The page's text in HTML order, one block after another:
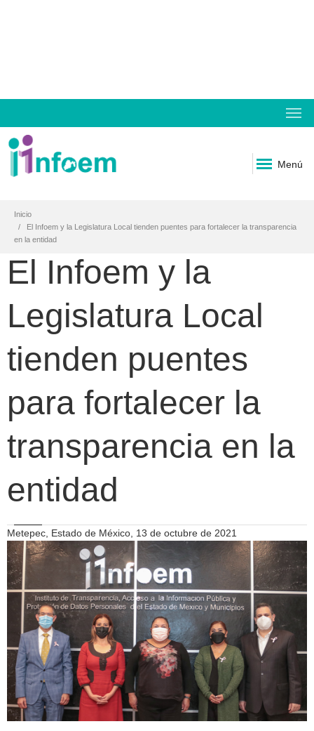
Menú
Inicio
El Infoem y la Legislatura Local tienden puentes para fortalecer la transparencia
en la entidad
El Infoem y la
Legislatura Local
tienden puentes
para fortalecer la
transparencia en la
entidad
Metepec, Estado de México, 13 de octubre de 2021